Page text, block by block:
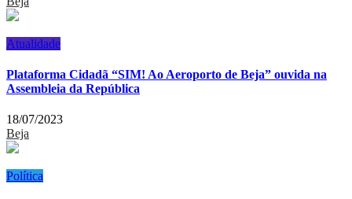
Atualidade
Plataforma Cidadã “SIM! Ao Aeroporto de Beja” ouvida na
Assembleia da República
18/07/2023
Beja
Política